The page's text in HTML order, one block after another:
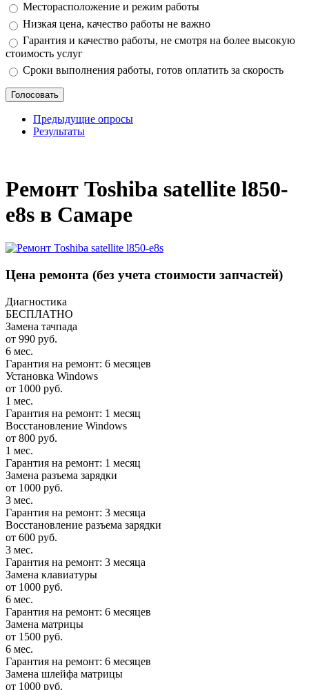
Варианты
Месторасположение и режим работы
Низкая цена, качество работы не важно
Гарантия и качество работы, не смотря на более высокую
стоимость услуг
Сроки выполнения работы, готов оплатить за скорость
Предыдущие опросы
Результаты
Ремонт Toshiba satellite l850-
e8s в Самаре
Цена ремонта (без учета стоимости запчастей)
Диагностика
БЕСПЛАТНО
Замена тачпада
от 990 руб.
6 мес.
Гарантия на ремонт: 6 месяцев
Установка Windows
от 1000 руб.
1 мес.
Гарантия на ремонт: 1 месяц
Восстановление Windows
от 800 руб.
1 мес.
Гарантия на ремонт: 1 месяц
Замена разъема зарядки
от 1000 руб.
3 мес.
Гарантия на ремонт: 3 месяца
Восстановление разъема зарядки
от 600 руб.
3 мес.
Гарантия на ремонт: 3 месяца
Замена клавиатуры
от 1000 руб.
6 мес.
Гарантия на ремонт: 6 месяцев
Замена матрицы
от 1500 руб.
6 мес.
Гарантия на ремонт: 6 месяцев
Замена шлейфа матрицы
от 1000 руб.